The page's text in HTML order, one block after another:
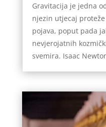
Gravitacija je jedna
njezin utjecaj
pojava, poput pada
nevjerojatnih
svemira. Isaac